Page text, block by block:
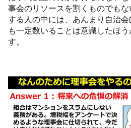
事会のリソースを割くものでも
する人の中には、あんまり自治
も一定数いることは意識したほ
す。